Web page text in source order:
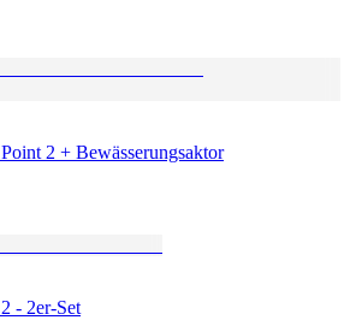
2 + Bewässerungsaktor
- 2er-Set